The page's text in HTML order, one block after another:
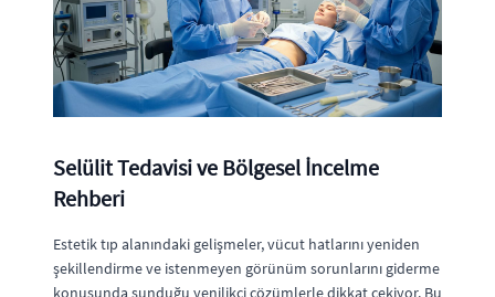
Selülit Tedavisi ve Bölgesel İncelme
Rehberi
Estetik tıp alanındaki gelişmeler, vücut hatlarını yeniden
şekillendirme ve istenmeyen görünüm sorunlarını giderme
konusunda sunduğu yenilikçi çözümlerle dikkat çekiyor. Bu